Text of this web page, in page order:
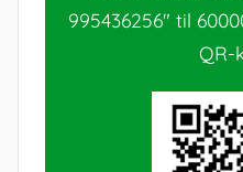
995436256" til
QR-